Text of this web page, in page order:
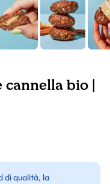
cannella bio |
di qualità, la